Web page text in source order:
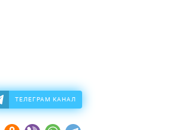
ТЕЛЕГРАМ КАНАЛ